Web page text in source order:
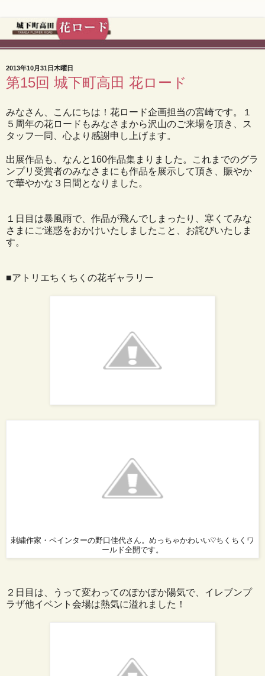
2013年10月31日木曜日
第15回 城下町高田 花ロード
みなさん、こんにちは！花ロード企画担当の宮崎です。１
５周年の花ロードもみなさまから沢山のご来場を頂き、ス
タッフ一同、心より感謝申し上げます。
出展作品も、なんと160作品集まりました。これまでのグラ
ンプリ受賞者のみなさまにも作品を展示して頂き、賑やか
で華やかな３日間となりました。
１日目は暴風雨で、作品が飛んでしまったり、寒くてみな
さまにご迷惑をおかけいたしましたこと、お詫びいたしま
す。
■アトリエちくちくの花ギャラリー
刺繍作家・ペインターの野口佳代さん。めっちゃかわいい♡ちくちくワ
ールド全開です。
２日目は、うって変わってのぽかぽか陽気で、イレブンプ
ラザ他イベント会場は熱気に溢れました！